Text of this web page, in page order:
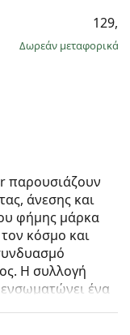
Δωρεάν μεταφορικά
παρουσιάζουν
άνεσης και
φήμης μάρκα
κόσμο και
Η συλλογή
ένα
για κάθε